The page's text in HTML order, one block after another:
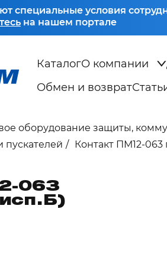
специальные условия
на нашем портале
КаталогО компании
Обмен и возврат
оборудование защиты,
пускателей
Контакт ПМ12-
063